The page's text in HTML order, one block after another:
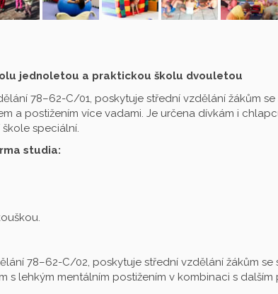
jednoletou a praktickou školu dvouletou
78–62-C/01, poskytuje střední vzdělání žákům
a postižením více vadami. Je určena dívkám i
speciální.
studia:
78–62-C/02, poskytuje střední vzdělání žákům se
s lehkým mentálním postižením v kombinaci s dalším